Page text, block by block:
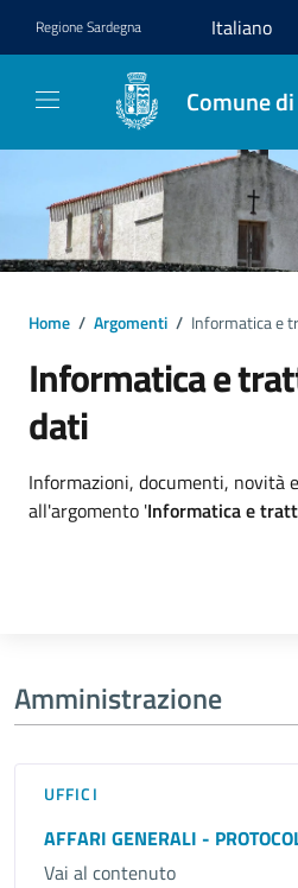
RegioneSardegna
Comune
Home / Argomenti / Informatica e
Informatica e
dati
Dettagli
Informazioni, documenti, novità
all'argomento 'Informatica e
Amministrazione
UFFICI
AFFARI GENERALI -
Vai al contenuto